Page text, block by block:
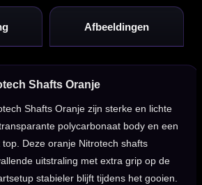
Afbeeldingen
Shafts Oranje
Shafts Oranje zijn sterke en lichte
polycarbonaat body en een
Deze oranje Nitrotech shafts
uitstraling met extra grip op de
stabieler blijft tijdens het gooien.